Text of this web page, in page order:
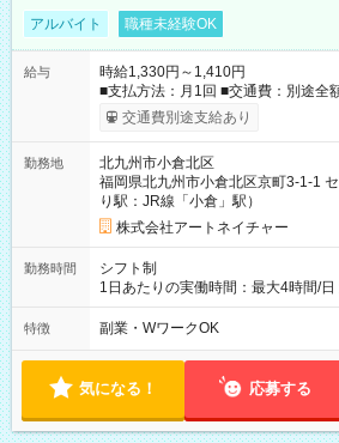
アルバイト 職種未経験OK
給与
時給1,330円～1,410円
■支払方法：月1回 ■交通費：別途全額支給 【試用期間
間あり 試用期間の長さ：6ヶ月 雇用
じです。
交通費別途支給あり
勤務地
北九州市小倉北区
福岡県北九州市小倉北区京町3-1-1
り駅：JR線「小倉」駅）
株式会社アートネイチャー
勤務時間
シフト制
1日あたりの実働時間：最大4時間/
や日曜のお休みも応相談 16:05～20:05 「昼間のレジの仕事
ワークで働きたい」 「夕食後の空い
特徴 副業・WワークOK
気になる！ 応募する